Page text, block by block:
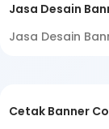
Jasa Desain
Jasa Desain
Cetak Banner